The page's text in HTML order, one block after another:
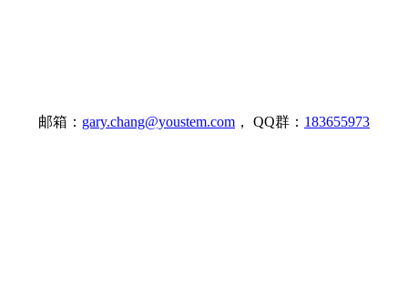
邮箱： gary.chang@youstem.com ， QQ群： 183655973